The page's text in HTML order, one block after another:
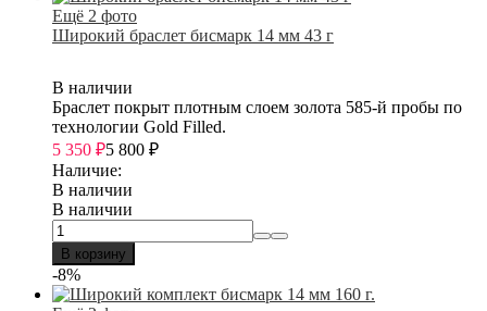
Ещё 2 фото
Широкий браслет бисмарк 14 мм 43 г
В наличии
Браслет покрыт плотным слоем золота 585-й пробы по
технологии Gold Filled.
5 350 ₽5 800 ₽
Наличие:
В наличии
В наличии
В корзину
-8%